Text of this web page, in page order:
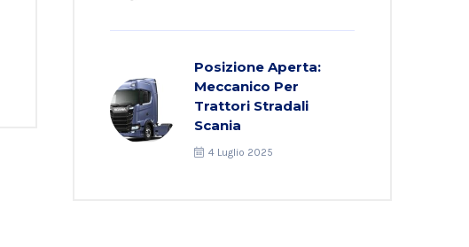
Posizione Aperta:
Meccanico Per
Trattori Stradali
Scania
4 Luglio 2025